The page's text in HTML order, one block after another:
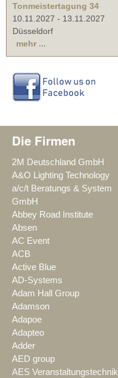
Tonmeistertagung 34
10.11.2027 - 13.11.2027
Düsseldorf
mehr ...
Die Firmen
2M Deutschland GmbH
A&O Lighting Technology
a/c/t Beratungs & System
GmbH
Abbey Road Institute
Absen
AC Event
ACB
Active Blue
AD-Systems
Adam Hall Group
Adamson
Adapoe
Adapteo
Adder
AED group
AES Veranstaltungstechnik